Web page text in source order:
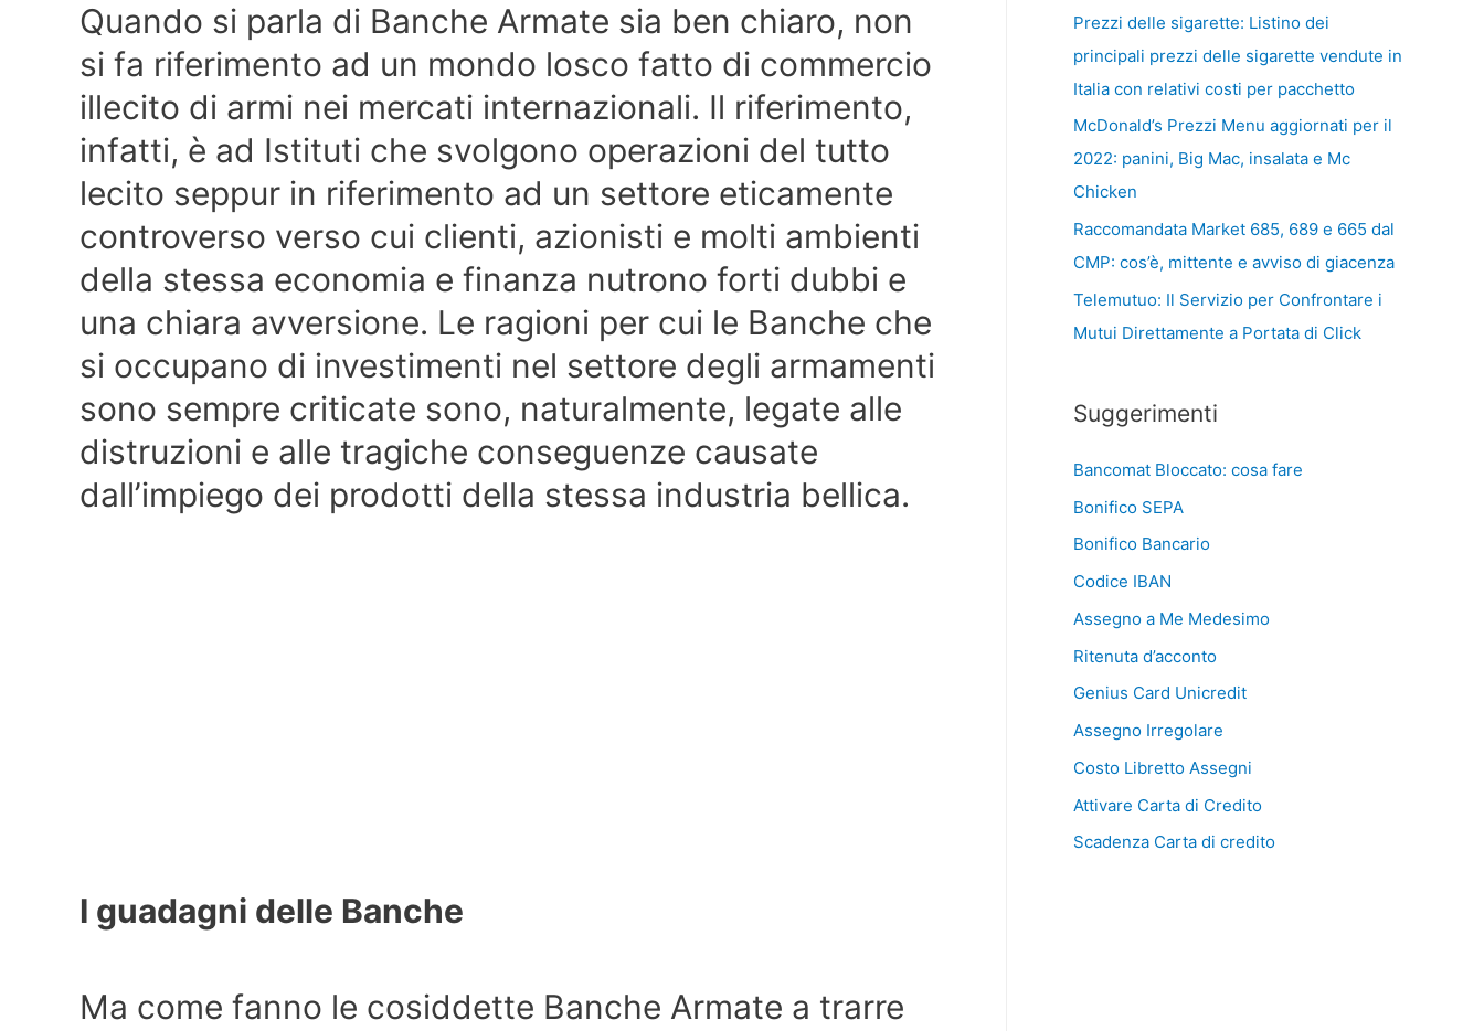
Quando si parla di Banche Armate sia ben chiaro, non
si fa riferimento ad un mondo losco fatto di commercio
illecito di armi nei mercati internazionali. Il riferimento,
infatti, è ad Istituti che svolgono operazioni del tutto
lecito seppur in riferimento ad un settore eticamente
controverso verso cui clienti, azionisti e molti ambienti
della stessa economia e finanza nutrono forti dubbi e
una chiara avversione. Le ragioni per cui le Banche che
si occupano di investimenti nel settore degli armamenti
sono sempre criticate sono, naturalmente, legate alle
distruzioni e alle tragiche conseguenze causate
dall’impiego dei prodotti della stessa industria bellica.
I guadagni delle Banche
Ma come fanno le cosiddette Banche Armate a trarre
Prezzi delle sigarette: Listino dei
principali prezzi delle sigarette vendute in
Italia con relativi costi per pacchetto
McDonald’s Prezzi Menu aggiornati per il
2022: panini, Big Mac, insalata e Mc
Chicken
Raccomandata Market 685, 689 e 665 dal
CMP: cos’è, mittente e avviso di giacenza
Telemutuo: Il Servizio per Confrontare i
Mutui Direttamente a Portata di Click
Suggerimenti
Bancomat Bloccato: cosa fare
Bonifico SEPA
Bonifico Bancario
Codice IBAN
Assegno a Me Medesimo
Ritenuta d’acconto
Genius Card Unicredit
Assegno Irregolare
Costo Libretto Assegni
Attivare Carta di Credito
Scadenza Carta di credito